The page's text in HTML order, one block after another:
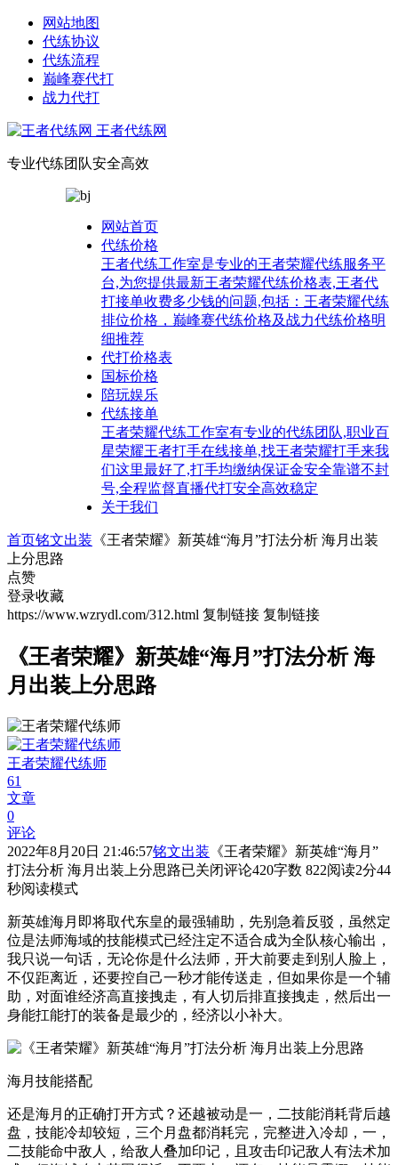
网站地图
代练协议
代练流程
巅峰赛代打
战力代打
王者代练网
专业代练团队安全高效
网站首页
代练价格
王者代练工作室是专业的王者荣耀代练服务平
台,为您提供最新王者荣耀代练价格表,王者代
打接单收费多少钱的问题,包括：王者荣耀代练
排位价格，巅峰赛代练价格及战力代练价格明
细推荐
代打价格表
国标价格
陪玩娱乐
代练接单
王者荣耀代练工作室有专业的代练团队,职业百
星荣耀王者打手在线接单,找王者荣耀打手来我
们这里最好了,打手均缴纳保证金安全靠谱不封
号,全程监督直播代打安全高效稳定
关于我们
首页铭文出装 《王者荣耀》新英雄“海月”打法分析 海月出装
上分思路
点赞
登录收藏
https://www.wzrydl.com/312.html 复制链接 复制链接
《王者荣耀》新英雄“海月”打法分析 海
月出装上分思路
王者荣耀代练师
61
文章
0
评论
2022年8月20日 21:46:57铭文出装 《王者荣耀》新英雄“海月”
打法分析 海月出装上分思路已关闭评论420字数 822阅读2分44
秒阅读模式
新英雄海月即将取代东皇的最强辅助，先别急着反驳，虽然定
位是法师海域的技能模式已经注定不适合成为全队核心输出，
我只说一句话，无论你是什么法师，开大前要走到别人脸上，
不仅距离近，还要控自己一秒才能传送走，但如果你是一个辅
助，对面谁经济高直接拽走，有人切后排直接拽走，然后出一
身能扛能打的装备是最少的，经济以小补大。
海月技能搭配
还是海月的正确打开方式？还越被动是一，二技能消耗背后越
盘，技能冷却较短，三个月盘都消耗完，完整进入冷却，一，
二技能命中敌人，给敌人叠加印记，且攻击印记敌人有法术加